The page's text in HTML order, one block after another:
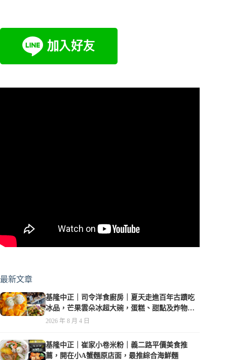
最新文章
基隆中正｜司令洋食廚房｜夏天走進百年古蹟吃
冰品，芒果雲朵冰超大碗，蛋糕、甜點及炸物都
在水準之上
2026 年 8 月 4 日
基隆中正｜崔家小卷米粉｜義二路平價美食推
薦，開在小A蟹麵原店面，最推綜合海鮮麵